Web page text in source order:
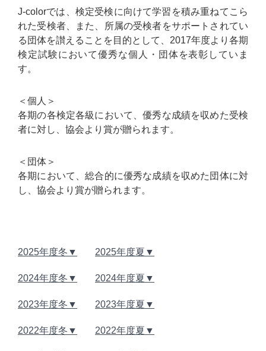
t
i
o
n
J-colorでは、検定受検に向けて学習を積み重ねてこら
れた受検者、また、所属の受検者をサポートされてい
る団体を讃えることを目的として、2017年度より各期
検定試験において優秀な個人・団体を表彰していま
す。
＜個人＞
各期の各検定各級において、優秀な成績を収めた受検
者に対し、協会より賞が贈られます。
＜団体＞
各期において、総合的に優秀な成績を収めた団体に対
し、協会より賞が贈られます。
2025年度冬 2025年度夏
2024年度冬 2024年度夏
2023年度冬 2023年度夏
2022年度冬 2022年度夏